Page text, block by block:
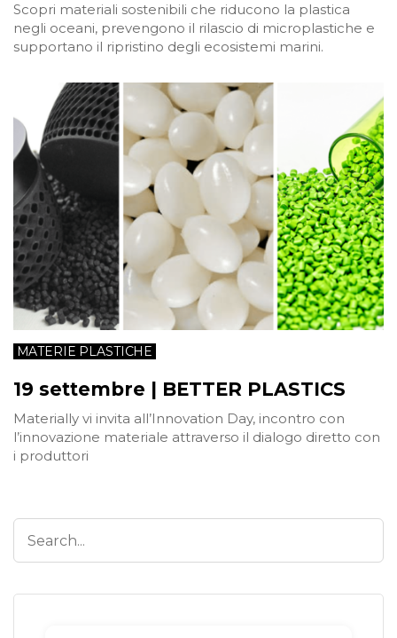
Scopri materiali sostenibili che riducono la plastica
negli oceani, prevengono il rilascio di microplastiche e
supportano il ripristino degli ecosistemi marini.
MATERIE PLASTICHE
19 settembre | BETTER PLASTICS
Materially vi invita all’Innovation Day, incontro con
l’innovazione materiale attraverso il dialogo diretto con
i produttori